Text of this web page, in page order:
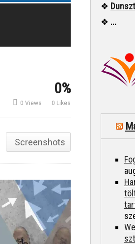
Nóva az Északi
csillagképben
0%
0 Views 0 Likes
Screenshots
❖
❖ ...